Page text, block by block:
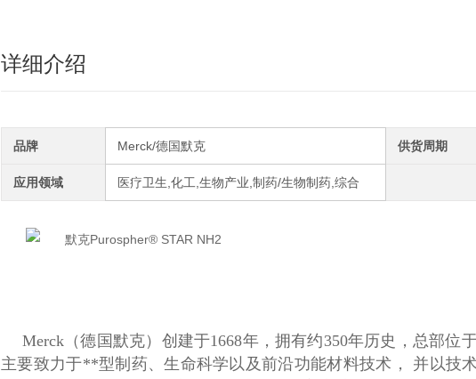
详细介绍
品牌 Merck/德国默克 供货周期
应用领域 医疗卫生,化工,生物产业,制药/生物制药,综合
Merck（德国默克）创建于1668年，拥有约350年历史，总部位
主要致力于**型制药、生命科学以及前沿功能材料技术， 并以技